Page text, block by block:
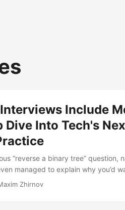
Include
Dive Into Tech's
“reverse a binary tree” question,
managed to explain why you’d
of innovative solutions.” But
Zhirnov